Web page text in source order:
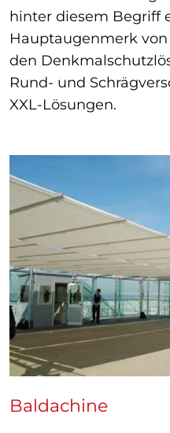
hinter diesem Begriff
Hauptaugenmerk von
den
Rund- und
XXL-Lösungen.
Baldachine